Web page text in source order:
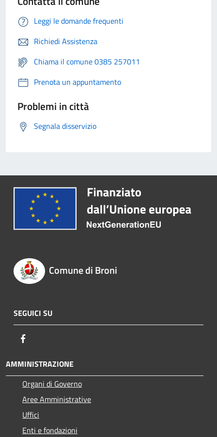
Leggi le domande frequenti
Richiedi Assistenza
Chiama il comune 0385 257011
Prenota un appuntamento
Problemi in città
Segnala disservizio
Comune di Broni
SEGUICI SU
AMMINISTRAZIONE
Organi di Governo
Aree Amministrative
Uffici
Enti e fondazioni